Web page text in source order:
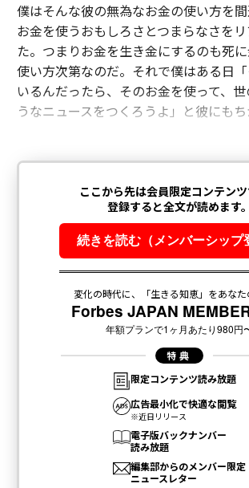
僕はそんな彼の無為なお金の使い方を間
お金を使うおもしろさとつまらなさを
た。つまりお金を生き金にするのも死に
使い方次第なのだ。それで僕はある日
いるんだったら、そのお金を使って、
うなニュースをつくろうよ」と彼にもち